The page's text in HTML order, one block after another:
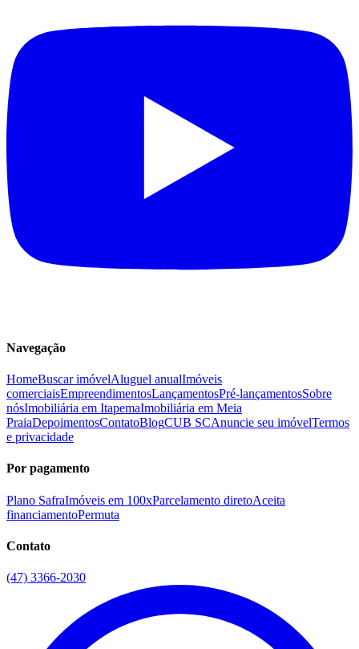
Navegação
HomeBuscar imóvelAluguel anualImóveis
comerciaisEmpreendimentosLançamentosPré-lançamentosSobre
nósImobiliária em ItapemaImobiliária em Meia
PraiaDepoimentosContatoBlogCUB SCAnuncie seu imóvelTermos
e privacidade
Por pagamento
Plano SafraImóveis em 100xParcelamento diretoAceita
financiamentoPermuta
Contato
(47) 3366-2030